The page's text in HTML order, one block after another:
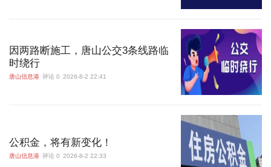
因两路断施工，唐山公交3条线路临
时绕行
唐山信息港 评论 0 2026-8-2 22:41
公积金，将有新变化！
唐山信息港 评论 0 2026-8-2 22:33